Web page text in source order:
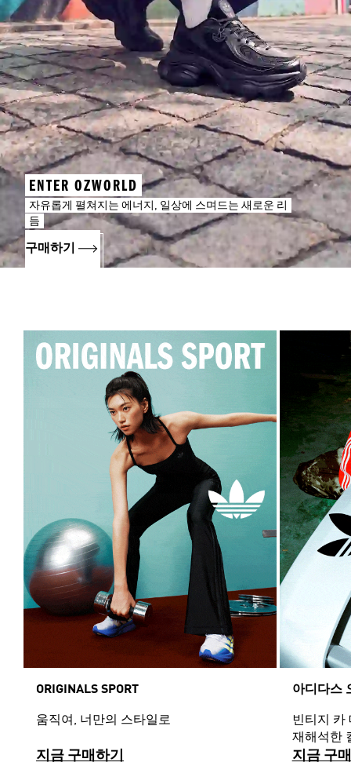
ENTER OZWORLD
자유롭게 펼쳐지는 에너지, 일상에 스며드는 새로운 리
듬
구매하기
ORIGINALS SPORT
움직여, 너만의 스타일로
지금 구매하기
아디다스
빈티지 카
재해석한
지금 구